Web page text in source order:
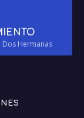
Hermanas